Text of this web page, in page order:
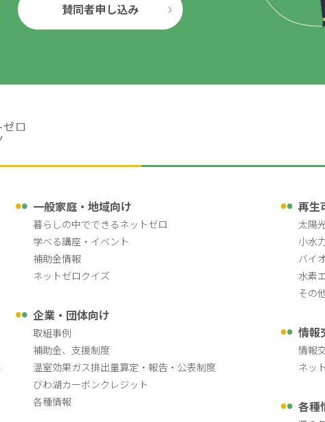
賛同者申し込み
一般家庭・地域向け
暮らしの中でできるネットゼロ
学べる講座・イベント
補助金情報
ネットゼロクイズ
企業・団体向け
取組事例
補助金、支援制度
温室効果ガス排出量算定・報告・公表制度
びわ湖カーボンクレジット
各種情報
再生
太陽
小水
バイ
水素
その
情報
情報
ネッ
各種